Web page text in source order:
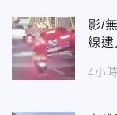
影/
線逮
4小